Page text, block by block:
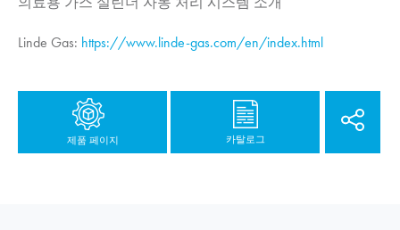
Linde Gas: https://www.linde-gas.com/en/index.html
제품 페이지 카탈로그